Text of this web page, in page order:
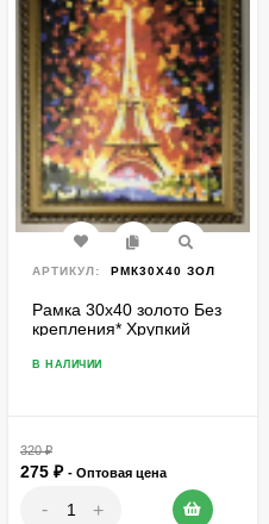
АРТИКУЛ: РМК30Х40 ЗОЛ
Рамка 30х40 золото Без
крепления* Хрупкий
В НАЛИЧИИ
320₽
275 ₽ - Оптовая цена
- +